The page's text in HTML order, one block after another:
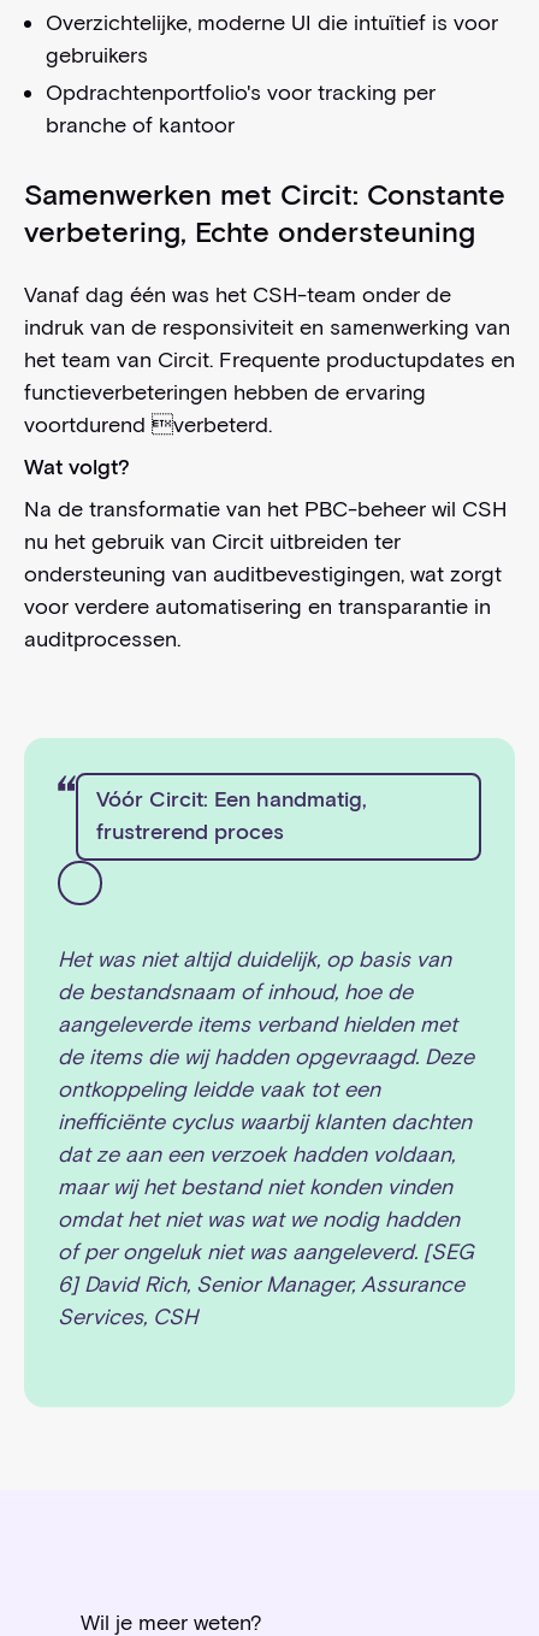
Overzichtelijke, moderne UI die intuïtief is voor
gebruikers
Opdrachtenportfolio's voor tracking per
branche of kantoor
Samenwerken met Circit: Constante
verbetering, Echte ondersteuning
Vanaf dag één was het CSH-team onder de
indruk van de responsiviteit en samenwerking van
het team van Circit. Frequente productupdates en
functieverbeteringen hebben de ervaring
voortdurend verbeterd.
Wat volgt?
Na de transformatie van het PBC-beheer wil CSH
nu het gebruik van Circit uitbreiden ter
ondersteuning van auditbevestigingen, wat zorgt
voor verdere automatisering en transparantie in
auditprocessen.
Vóór Circit: Een handmatig,
frustrerend proces
Het was niet altijd duidelijk, op basis van
de bestandsnaam of inhoud, hoe de
aangeleverde items verband hielden met
de items die wij hadden opgevraagd. Deze
ontkoppeling leidde vaak tot een
inefficiënte cyclus waarbij klanten dachten
dat ze aan een verzoek hadden voldaan,
maar wij het bestand niet konden vinden
omdat het niet was wat we nodig hadden
of per ongeluk niet was aangeleverd. [SEG
6] David Rich, Senior Manager, Assurance
Services, CSH
Wil je meer weten?